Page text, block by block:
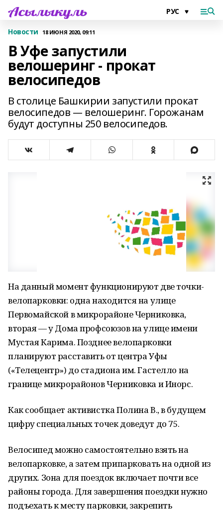
Новости 18 ИЮНЯ 2020, 09:11
В Уфе запустили
велошеринг - прокат
велосипедов
В столице Башкирии запустили прокат
велосипедов — велошеринг. Горожанам
будут доступны 250 велосипедов.
На данный момент функционируют две точки-
велопарковки: одна находится на улице
Первомайской в микрорайоне Черниковка,
вторая — у Дома профсоюзов на улице имени
Мустая Карима. Позднее велопарковки
планируют расставить от центра Уфы
(«Телецентр») до стадиона им. Гастелло на
границе микрорайонов Черниковка и Инорс.
Как сообщает активистка Полина В., в будущем
цифру специальных точек доведут до 75.
Велосипед можно самостоятельно взять на
велопарковке, а затем припарковать на одной из
других. Зона для поездок включает почти все
районы города. Для завершения поездки нужно
подъехать к месту парковки, закрепить